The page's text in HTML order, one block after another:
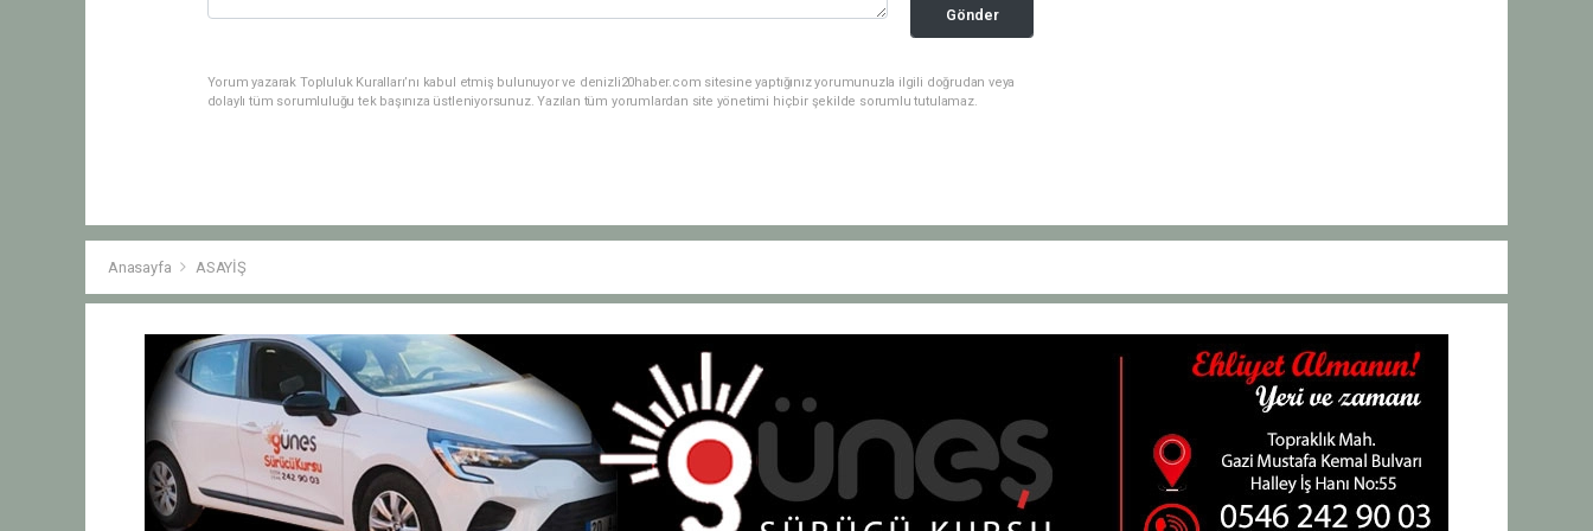
Gönder
Yorum yazarak Topluluk Kuralları’nı kabul etmiş bulunuyor ve denizli20haber.com sitesine yaptığınız yorumunuzla ilgili doğrudan veya
dolaylı tüm sorumluluğu tek başınıza üstleniyorsunuz. Yazılan tüm yorumlardan site yönetimi hiçbir şekilde sorumlu tutulamaz.
Anasayfa ASAYİŞ